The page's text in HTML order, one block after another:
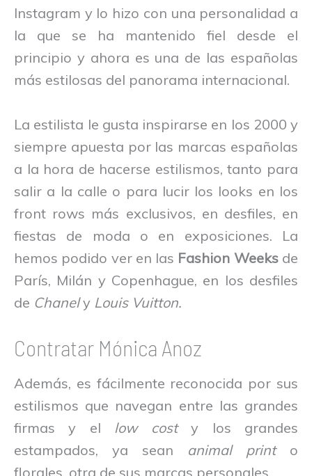
Instagram y lo hizo con una personalidad a
la que se ha mantenido fiel desde el
principio y ahora es una de las españolas
más estilosas del panorama internacional.
La estilista le gusta inspirarse en los 2000 y
siempre apuesta por las marcas españolas
a la hora de hacerse estilismos, tanto para
salir a la calle o para lucir los looks en los
front rows más exclusivos, en desfiles, en
fiestas de moda o en exposiciones. La
hemos podido ver en las Fashion Weeksde
París, Milán y Copenhague, en los desfiles
de Chanely Louis Vuitton.
Contratar Mónica Anoz
Además, es fácilmente reconocida por sus
estilismos que navegan entre las grandes
firmas y el low costy los grandes
estampados, ya sean animal printo
florales, otra de sus marcas personales.